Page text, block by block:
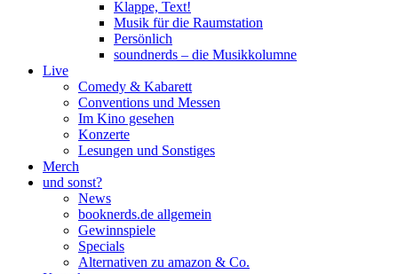
Klappe, Text!
Musik für die Raumstation
Persönlich
soundnerds – die Musikkolumne
Live
Comedy & Kabarett
Conventions und Messen
Im Kino gesehen
Konzerte
Lesungen und Sonstiges
Merch
und sonst?
News
booknerds.de allgemein
Gewinnspiele
Specials
Alternativen zu amazon & Co.